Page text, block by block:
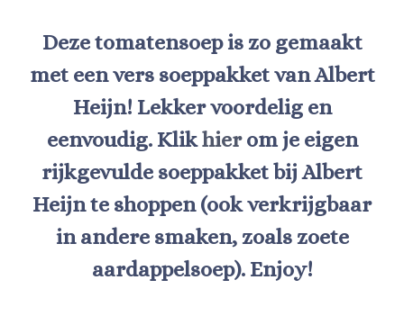
Deze tomatensoep is zo gemaakt
met een vers soeppakket van Albert
Heijn! Lekker voordelig en
eenvoudig. Klikhierom je eigen
rijkgevulde soeppakket bij Albert
Heijn te shoppen (ook verkrijgbaar
in andere smaken, zoals zoete
aardappelsoep). Enjoy!